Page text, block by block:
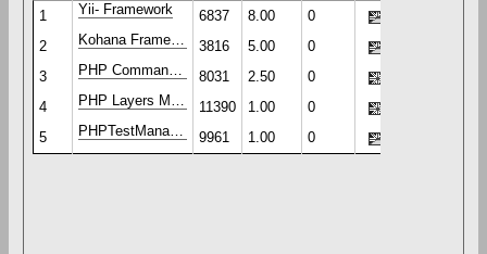
1 Yii- Framework 6837 8.00
0
2
Kohana Framework 3816 5.00
0
3
PHP Commander 8031 2.50
0
4
PHP Layers Menu System 11390 1.00
0
5
PHPTestManager 9961 1.00 0